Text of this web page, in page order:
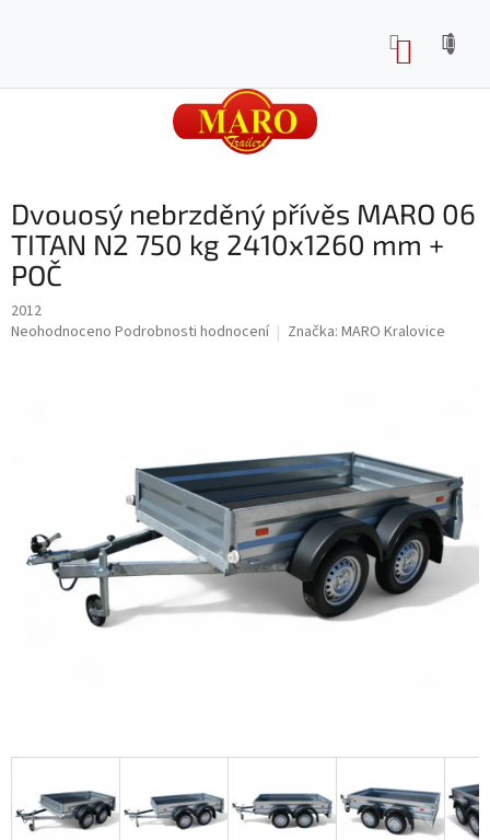
Dvouosý nebrzděný přívěs MARO 06
TITAN N2 750 kg 2410x1260 mm +
POČ
2012
Průměrné
Neohodnoceno Podrobnosti hodnocení Značka: MARO Kralovice